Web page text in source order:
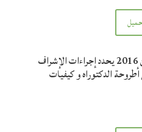
قرار رقم 704 مؤرخ في 16 جوان 2016 يحدد إجراءات الإشراف
الدكتوراه و كيفيات